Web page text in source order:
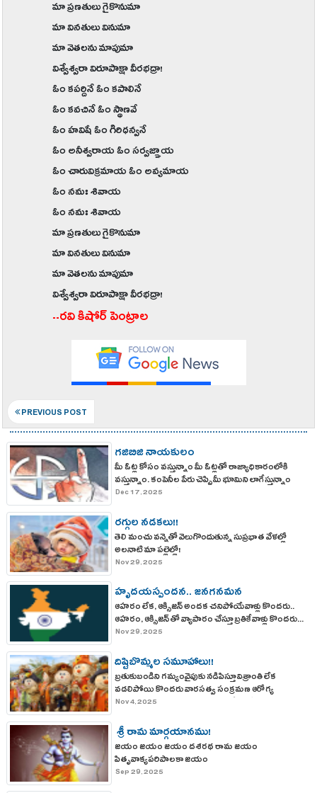
మా ప్రణతులు గైకొనుమా
మా వినతులు వినుమా
మా వెతలను మాపుమా
విశ్వేశ్వరా విరూపాక్షా వీరభద్రా!
ఓం కపర్దినే ఓం కపాలినే
ఓం కవచినే ఓం స్థాణవే
ఓం హవిషే ఓం గిరిధన్వనే
ఓం అనీశ్వరాయ ఓం సర్వజ్ఞాయ
ఓం చారువిక్రమాయ ఓం అవ్యమాయ
ఓం నమః శివాయ
ఓం నమః శివాయ
మా ప్రణతులు గైకొనుమా
మా వినతులు వినుమా
మా వెతలను మాపుమా
విశ్వేశ్వరా విరూపాక్షా వీరభద్రా!
--రవి కిషోర్ పెంట్రాల
PREVIOUS POST
గజిబిజి నాయకులం
మీ ఓట్ల కోసం వస్తున్నాం మీ ఓట్లతో రాజ్యాధికారంలోకి
వస్తున్నాం. కంపెనీల పేరు చెప్పి మీ భూమిని లాగేస్తున్నాం
అభివృద్ధి కావాలంటే? మీ భూములు మాకు ఇవ్వాలె !
Dec 17, 2025
రగ్గుల నడకలు!!
తెలి మంచు వన్నెతో వెలుగొందుతున్న సుప్రభాత వేళల్లో
అలనాటి మా పల్లెల్లో!
Nov 29, 2025
హృదయస్పందన.. జనగనమన
ఆహరం లేక, ఆక్సిజన్ అందక చనిపోయేవాళ్లు కొందరు..
ఆహరం, ఆక్సిజన్ తో వ్యాపారం చేస్తూ బ్రతికేవాళ్లు కొందరు...
Nov 29, 2025
దిష్టిబొమ్మల సమూహాలు!!
బ్రతుకుబండిని గమ్యంవైపుకు నడిపిస్తూ విశ్రాంతి లేక
వడలిపోయి కొందరు వారసత్వ సంక్రమణ ఆరోగ్య
అవలక్షణాలు వృత్తి వ్యవహార ఒత్తిళ్ళతో నలిగి నీరసించి
Nov 4, 2025
శ్రీ రామ మార్గయానము!
జయం జయం జయం దశరథ రామ జయం
పితృవాక్యపరిపాలకా జయం
Sep 29, 2025